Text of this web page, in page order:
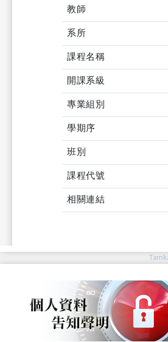
教師
系所
課程名稱
開課系級
專業組別
學期序
班別
課程代號
相關連結